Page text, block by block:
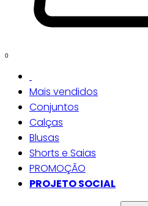
0
Mais vendidos
Conjuntos
Calças
Blusas
Shorts e Saias
PROMOÇÃO
PROJETO SOCIAL